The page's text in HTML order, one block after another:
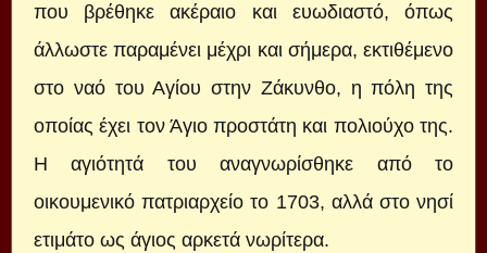
που βρέθηκε ακέραιο και ευωδιαστό, όπως
άλλωστε παραμένει μέχρι και σήμερα, εκτιθέμενο
στο ναό του Αγίου στην Ζάκυνθο, η πόλη της
οποίας έχει τον Άγιο προστάτη και πολιούχο της.
Η αγιότητά του αναγνωρίσθηκε από το
οικουμενικό πατριαρχείο το 1703, αλλά στο νησί
ετιμάτο ως άγιος αρκετά νωρίτερα.